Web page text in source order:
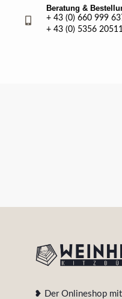
Beratung &
+ 43 (0) 660 999
+ 43 (0) 5356
❥ Der Onlineshop